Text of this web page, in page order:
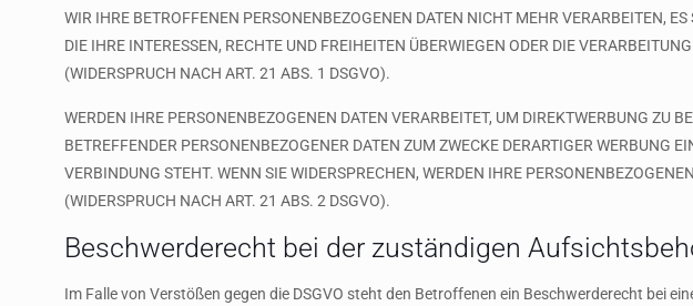
WIR IHRE BETROFFENEN PERSONENBEZOGENEN DATEN NICHT MEHR VERARBEITEN,
DIE IHRE INTERESSEN, RECHTE UND FREIHEITEN ÜBERWIEGEN ODER DIE
(WIDERSPRUCH NACH ART. 21 ABS. 1 DSGVO).
WERDEN IHRE PERSONENBEZOGENEN DATEN VERARBEITET, UM DIREKTWERBUNG ZU
BETREFFENDER PERSONENBEZOGENER DATEN ZUM ZWECKE DERARTIGER WERBUNG
VERBINDUNG STEHT. WENN SIE WIDERSPRECHEN, WERDEN IHRE
(WIDERSPRUCH NACH ART. 21 ABS. 2 DSGVO).
Beschwerde­recht bei der zuständigen
Im Falle von Verstößen gegen die DSGVO steht den Betroffenen ein Beschwerderecht bei